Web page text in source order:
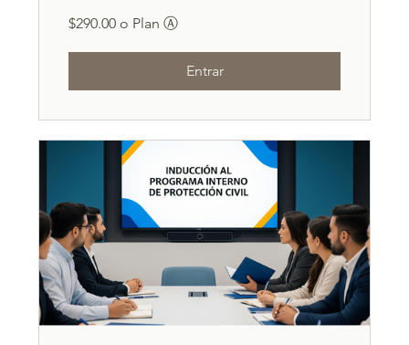
$290.00 o Plan Ⓐ
Entrar